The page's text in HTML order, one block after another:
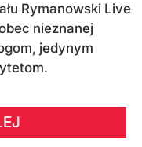
Rymanowski Live
nieznanej
jedynym